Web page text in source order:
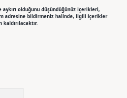
olduğunu düşündüğünüz içerikleri,
adresine bildirmeniz halinde, ilgili içerikler